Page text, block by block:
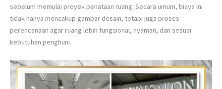
sebelum memulai proyek penataan ruang. Secara umum, biaya ini
tidak hanya mencakup gambar desain, tetapi juga proses
perencanaan agar ruang lebih fungsional, nyaman, dan sesuai
kebutuhan penghuni.